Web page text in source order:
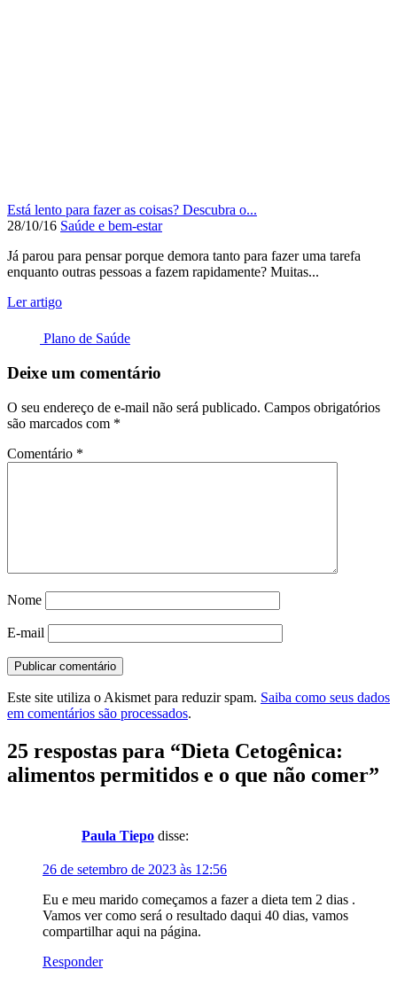
Está lento para fazer as coisas? Descubra o...
28/10/16 Saúde e bem-estar
Já parou para pensar porque demora tanto para fazer uma tarefa
enquanto outras pessoas a fazem rapidamente? Muitas...
Ler artigo
Plano de Saúde
Deixe um comentário
O seu endereço de e-mail não será publicado. Campos obrigatórios
são marcados com *
Comentário *
Nome
E-mail
Este site utiliza o Akismet para reduzir spam. Saiba como seus dados
em comentários são processados.
25 respostas para “Dieta Cetogênica:
alimentos permitidos e o que não comer”
Paula Tiepo disse:
26 de setembro de 2023 às 12:56
Eu e meu marido começamos a fazer a dieta tem 2 dias .
Vamos ver como será o resultado daqui 40 dias, vamos
compartilhar aqui na página.
Responder